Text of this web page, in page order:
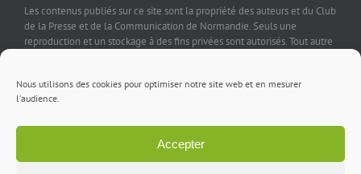
Nous utilisons des cookies pour optimiser notre site web et en mesurer
l'audience.
Accepter
Les contenus publiés sur ce site sont la propriété des auteurs et du Club
de la Presse et de la Communication de Normandie. Seuls une
reproduction et un stockage à des fins privées sont autorisés. Tout autre